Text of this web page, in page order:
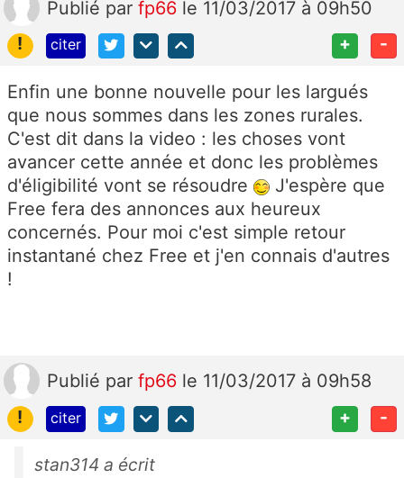
Publié par fp66 le 11/03/2017 à 09h50
!
citer + -
Enfin une bonne nouvelle pour les largués
que nous sommes dans les zones rurales.
C'est dit dans la video : les choses vont
avancer cette année et donc les problèmes
d'éligibilité vont se résoudre
J'espère que
Free fera des annonces aux heureux
concernés. Pour moi c'est simple retour
instantané chez Free et j'en connais d'autres
!
Publié par fp66 le 11/03/2017 à 09h58
!
citer + -
stan314 a écrit